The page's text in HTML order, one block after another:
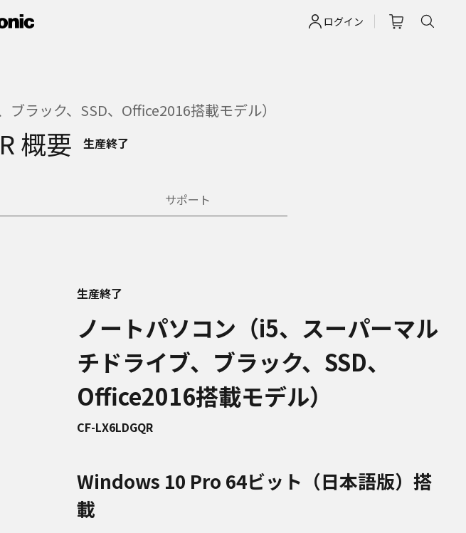
ログイン
ラック、SSD、Office2016搭載モデル）
概要 生産終了
サポート
生産終了
ノートパソコン（i5、スーパーマル
チドライブ、ブラック、SSD、
Office2016搭載モデル）
CF-LX6LDGQR
Windows 10 Pro 64ビット（日本語版）搭
載